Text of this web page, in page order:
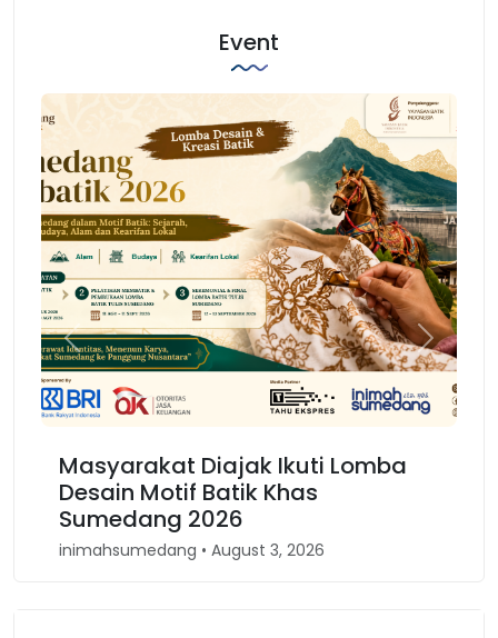
Event
Masyarakat Diajak Ikuti Lomba
Desain Motif Batik Khas
Sumedang 2026
inimahsumedang • August 3, 2026
Previous Next